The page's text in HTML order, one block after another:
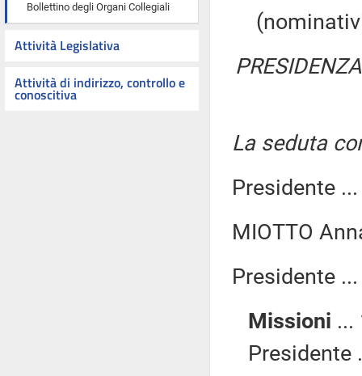
Bollettino degli Organi Collegiali
Attività Legislativa
Attività di indirizzo, controllo e
conoscitiva
La seduta
Presidente
MIOTTO
Presidente
Missioni ...
Presidente